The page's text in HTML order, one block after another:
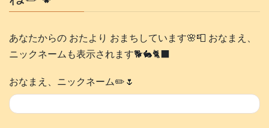
あなたからの おたより おまちしています🌸📮 おなまえ、
ニックネームも表示されます🐕️🐇🐈‍⬛
おなまえ、ニックネーム✏️🌷